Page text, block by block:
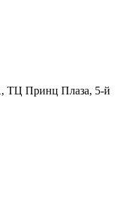
ТЦ Принц Плаза, 5-й